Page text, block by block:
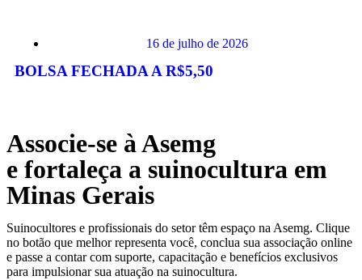
16 de julho de 2026
BOLSA FECHADA A R$5,50
Associe-se à Asemg
e fortaleça a suinocultura em
Minas Gerais
Suinocultores e profissionais do setor têm espaço na Asemg. Clique
no botão que melhor representa você, conclua sua associação online
e passe a contar com suporte, capacitação e benefícios exclusivos
para impulsionar sua atuação na suinocultura.